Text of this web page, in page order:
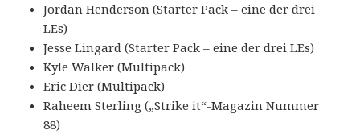
Jordan Henderson (Starter Pack – eine der drei
LEs)
Jesse Lingard (Starter Pack – eine der drei LEs)
Kyle Walker (Multipack)
Eric Dier (Multipack)
Raheem Sterling („Strike it“-Magazin Nummer
88)